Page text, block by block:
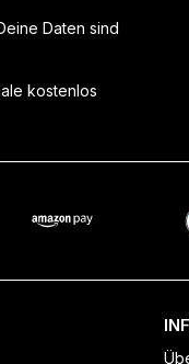
Daten sind
kostenlos